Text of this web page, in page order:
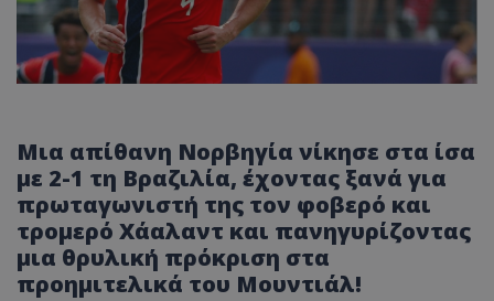
Μια απίθανη Νορβηγία νίκησε στα ίσα
με 2-1 τη Βραζιλία, έχοντας ξανά για
πρωταγωνιστή της τον φοβερό και
τρομερό Χάαλαντ και πανηγυρίζοντας
μια θρυλική πρόκριση στα
προημιτελικά του Μουντιάλ!